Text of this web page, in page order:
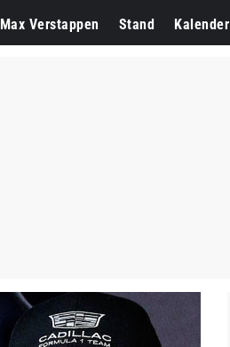
Max Verstappen Stand Kalender